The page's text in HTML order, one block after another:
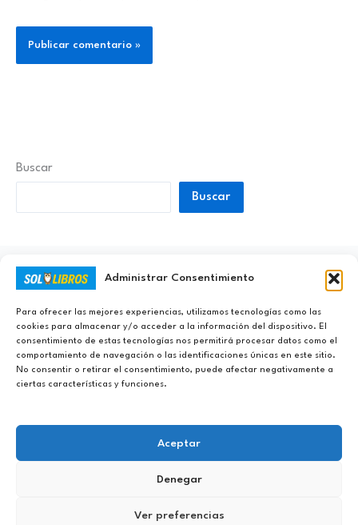
Administrar Consentimiento
Para ofrecer las mejores experiencias, utilizamos tecnologías como las
cookies para almacenar y/o acceder a la información del dispositivo. El
consentimiento de estas tecnologías nos permitirá procesar datos como el
comportamiento de navegación o las identificaciones únicas en este sitio.
No consentir o retirar el consentimiento, puede afectar negativamente a
ciertas características y funciones.
Aceptar
Denegar
Ver preferencias
Buscar
Buscar
Ayúdanos a Nunca Dejar de Aprender
Política de Cookies|Contacto|